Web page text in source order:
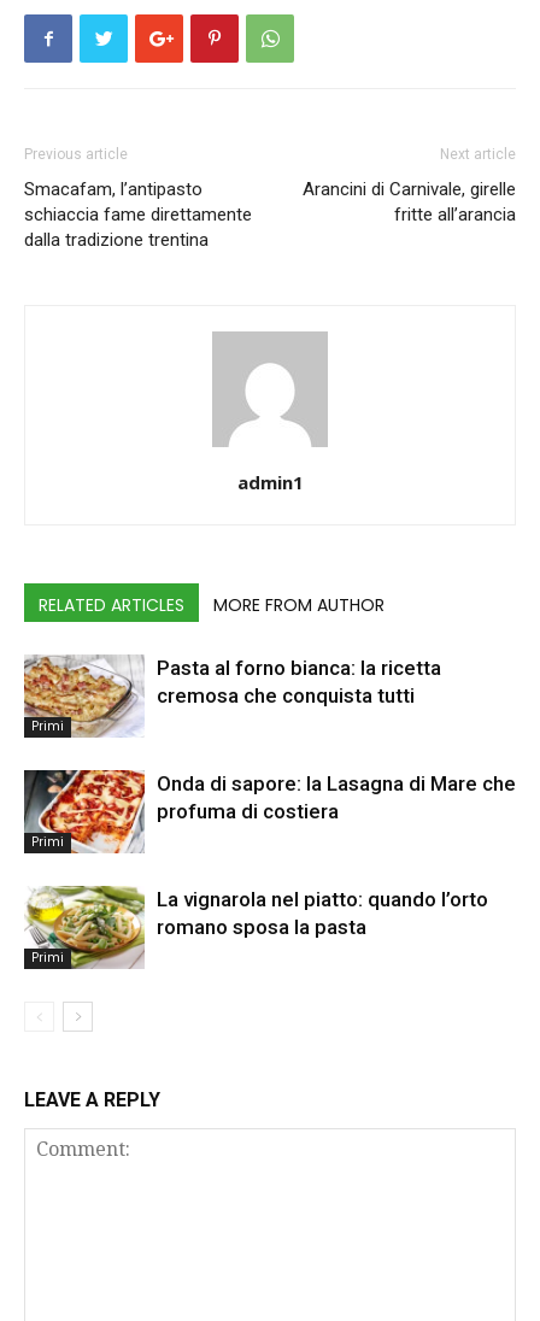
Previous article
Smacafam, l’antipasto
schiaccia fame direttamente
dalla tradizione trentina
Next article
Arancini di Carnivale, girelle
fritte all’arancia
admin1
RELATED ARTICLES MORE FROM AUTHOR
Primi
Pasta al forno bianca: la ricetta
cremosa che conquista tutti
Primi
Onda di sapore: la Lasagna di Mare che
profuma di costiera
Primi
La vignarola nel piatto: quando l’orto
romano sposa la pasta
LEAVE A REPLY